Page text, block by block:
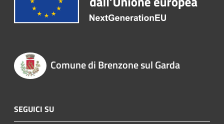
Comune di Brenzone sul Garda
SEGUICI SU